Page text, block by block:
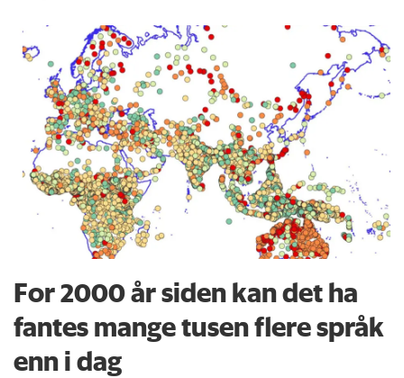
For 2000 år siden kan det ha
fantes mange tusen flere språk
enn i dag